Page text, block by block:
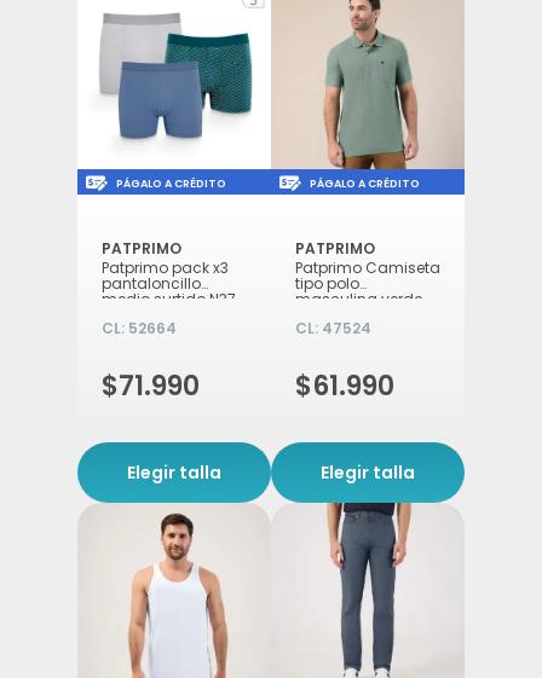
Icon of money-check-dollar-pen
PÁGALO A CRÉDITO
PATPRIMO
Patprimo pack x3
pantaloncillo
medio surtido N37
CL: 52664
$71.990
Elegir talla
Icon of money-check-
PÁGALO A CRÉDITO
PATPRIMO
Patprimo Camiseta
tipo polo
masculina verde
CL: 47524
$61.990
Elegir talla